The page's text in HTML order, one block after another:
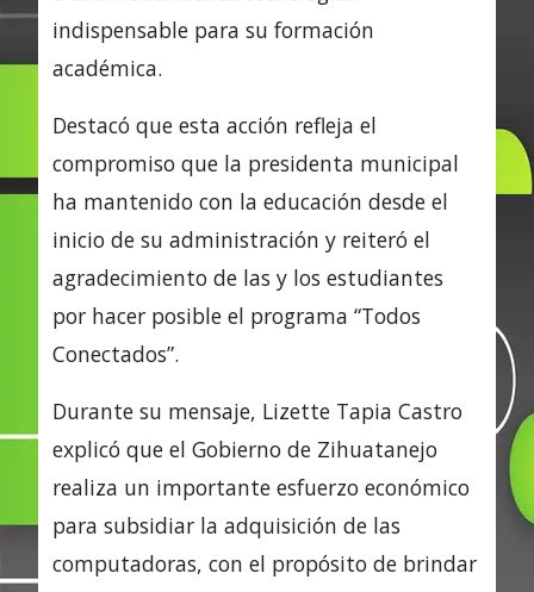
indispensable para su formación
académica.
Destacó que esta acción refleja el
compromiso que la presidenta municipal
ha mantenido con la educación desde el
inicio de su administración y reiteró el
agradecimiento de las y los estudiantes
por hacer posible el programa “Todos
Conectados”.
Durante su mensaje, Lizette Tapia Castro
explicó que el Gobierno de Zihuatanejo
realiza un importante esfuerzo económico
para subsidiar la adquisición de las
computadoras, con el propósito de brindar